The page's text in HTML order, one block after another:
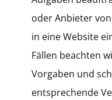
oder Anbieter
in eine Website
Fällen beachten
Vorgaben und
entsprechende